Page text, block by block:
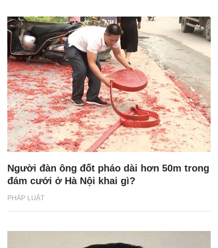
PHÁP LUẬT
Người đàn ông đốt pháo dài hơn 50m trong
đám cưới ở Hà Nội khai gì?